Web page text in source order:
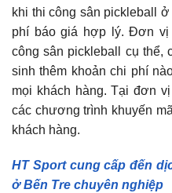
khi thi công sân pickleball
phí báo giá hợp lý. Đơn vị
công sân pickleball cụ thể,
sinh thêm khoản chi phí
mọi khách hàng. Tại đơn
các chương trình khuyến
khách hàng.
HT Sport cung cấp đến
ở Bến Tre chuyên nghiệp